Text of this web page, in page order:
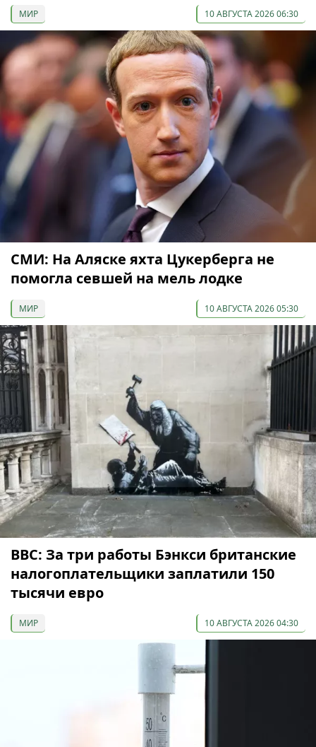
МИР 10 АВГУСТА 2026 06:30
СМИ: На Аляске яхта Цукерберга не
помогла севшей на мель лодке
МИР 10 АВГУСТА 2026 05:30
ВВС: За три работы Бэнкси британские
налогоплательщики заплатили 150
тысячи евро
МИР 10 АВГУСТА 2026 04:30